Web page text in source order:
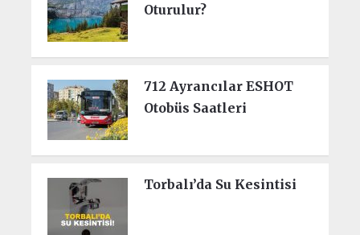
Oturulur?
712 Ayrancılar ESHOT
Otobüs Saatleri
Torbalı’da Su Kesintisi